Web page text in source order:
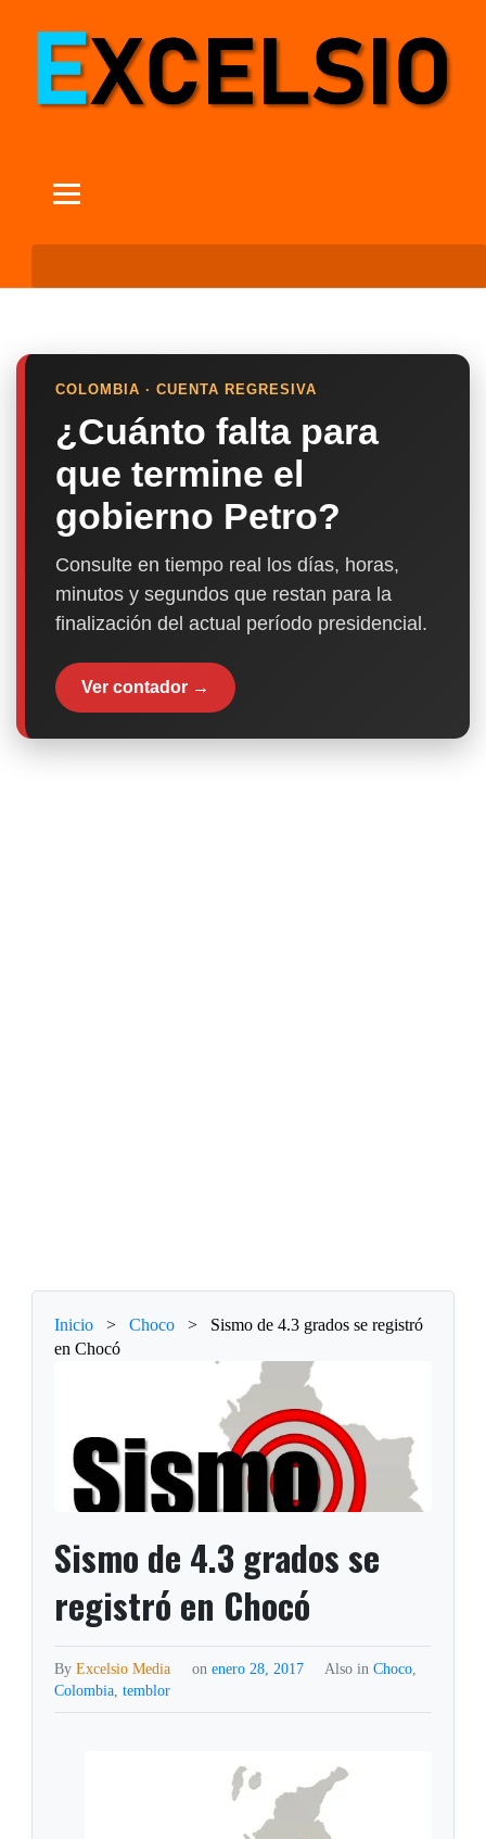
COLOMBIA · CUENTA REGRESIVA
¿Cuánto falta para
que termine el
gobierno Petro?
Consulte en tiempo real los días, horas,
minutos y segundos que restan para la
finalización del actual período presidencial.
Ver contador →
Inicio > Choco >
Sismo de 4.3 grados se registró
en Chocó
Sismo de 4.3 grados se
registró en Chocó
ByExcelsio Media on enero 28, 2017 Also in Choco,
Colombia,temblor